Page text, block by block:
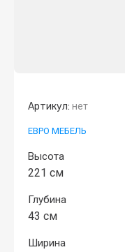
Артикул: нет
ЕВРО МЕБЕЛЬ
Высота
221 см
Глубина
43 см
Ширина